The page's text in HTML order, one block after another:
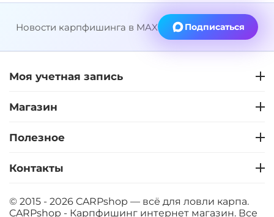
Вкус:
Клубника
+
−
Вкус:
Клубника
Вкус:
Мандарин
Новости карпфишинга в MAX Подписаться
Моя учетная запись
Магазин
Полезное
Контакты
© 2015 - 2026 CARPshop — всё для ловли карпа.
CARPshop - Карпфишинг интернет магазин. Все